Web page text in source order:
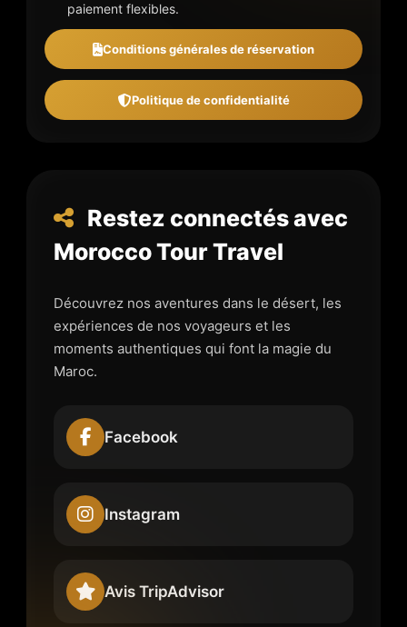
paiement flexibles.
Conditions générales de réservation
Politique de confidentialité
Restez connectés avec
Morocco Tour Travel
Découvrez nos aventures dans le désert, les
expériences de nos voyageurs et les
moments authentiques qui font la magie du
Maroc.
Facebook
Instagram
Avis TripAdvisor